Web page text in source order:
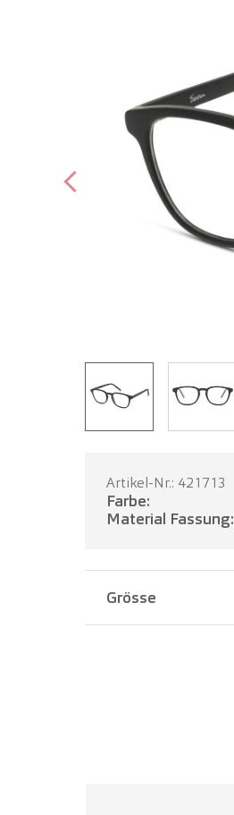
Artikel-Nr.: 421713
Farbe:
Material Fassung:
Grösse